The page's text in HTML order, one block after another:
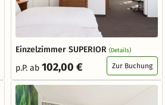
Einzelzimmer SUPERIOR (Details)
p.P. ab 102,00 € Zur Buchung